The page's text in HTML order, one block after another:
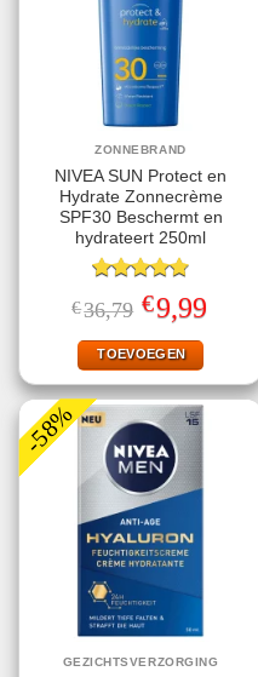
ZONNEBRAND
NIVEA SUN Protect en
Hydrate Zonnecrème
SPF30 Beschermt en
hydrateert 250ml
Gewaardeerd
4.78uit 5
€36,79 Oorspronkelijke
prijs
was:
€36,79.
€9,99Huidige
prijs
TOEVOEGEN
-58%
GEZICHTSVERZORGING